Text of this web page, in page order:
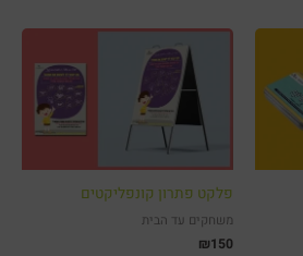
פלקט פתרון קונפליקטים
משחקים עד הבית
₪150